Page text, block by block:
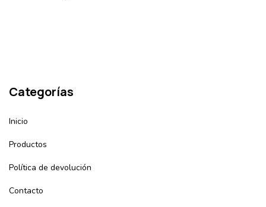
Categorías
Inicio
Productos
Política de devolución
Contacto